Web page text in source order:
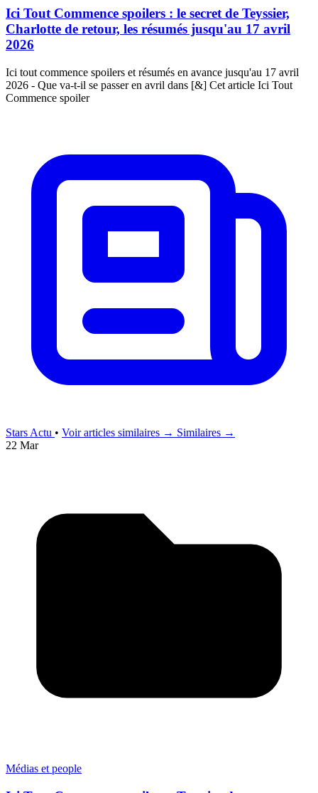
Ici Tout Commence spoilers : le secret de Teyssier,
Charlotte de retour, les résumés jusqu'au 17 avril
2026
Ici tout commence spoilers et résumés en avance jusqu'au 17 avril
2026 - Que va-t-il se passer en avril dans [&] Cet article Ici Tout
Commence spoiler
Stars Actu • Voir articles similaires → Similaires →
22 Mar
Médias et people